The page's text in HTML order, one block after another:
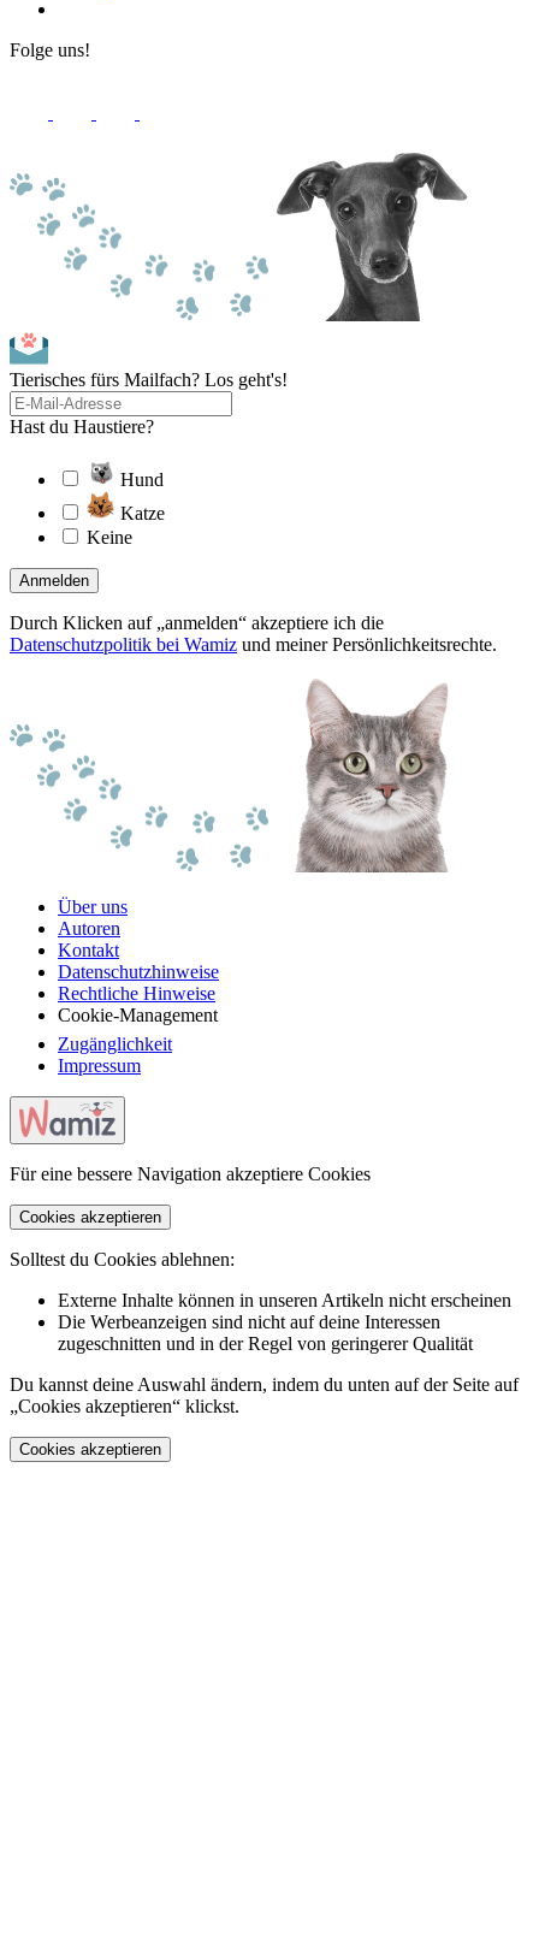
Folge uns!
Tierisches fürs Mailfach? Los geht's!
Hast du Haustiere?
Hund
Katze
Keine
Anmelden
Durch Klicken auf „anmelden“ akzeptiere ich die
Datenschutzpolitik bei Wamiz und meiner Persönlichkeitsrechte.
Über uns
Autoren
Kontakt
Datenschutzhinweise
Rechtliche Hinweise
Cookie-Management
Zugänglichkeit
Impressum
Für eine bessere Navigation akzeptiere Cookies
Cookies akzeptieren
Solltest du Cookies ablehnen:
Externe Inhalte können in unseren Artikeln nicht erscheinen
Die Werbeanzeigen sind nicht auf deine Interessen
zugeschnitten und in der Regel von geringerer Qualität
Du kannst deine Auswahl ändern, indem du unten auf der Seite auf
„Cookies akzeptieren“ klickst.
Cookies akzeptieren